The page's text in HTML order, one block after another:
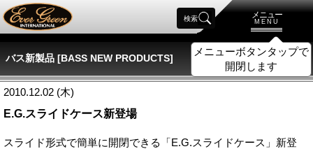
メニュー
MENU
メニューボタンタップで
開閉します
検索
バス新製品 [BASS NEW PRODUCTS]
2010.12.02 (木)
E.G.スライドケース新登場
スライド形式で簡単に開閉できる「E.G.スライドケース」新登